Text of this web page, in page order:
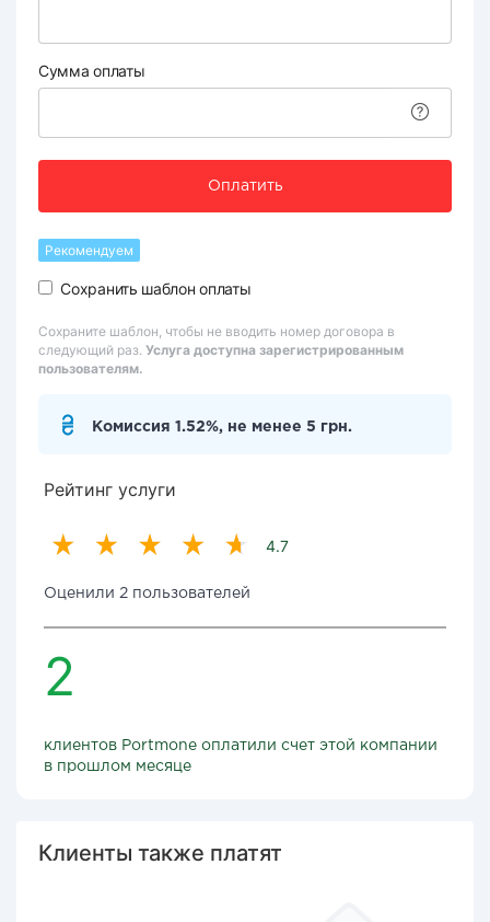
Сумма оплаты
Оплатить
Рекомендуем
Сохранить шаблон оплаты
Сохраните шаблон, чтобы не вводить номер договора в
следующий раз. Услуга доступна зарегистрированным
пользователям.
Комиссия 1.52%, не менее 5 грн.
Рейтинг услуги
4.7
Оценили 2 пользователей
2
клиентов Portmone оплатили счет этой компании
в прошлом месяце
Клиенты также платят